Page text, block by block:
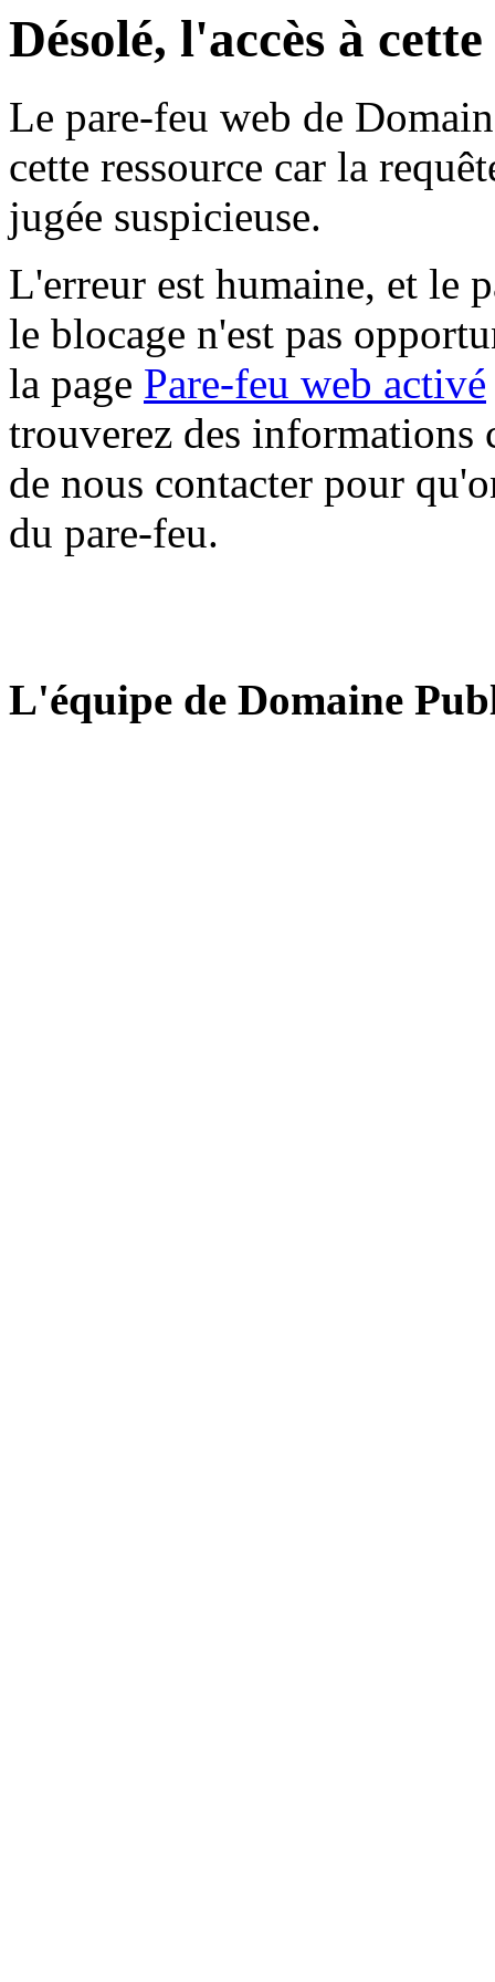
Désolé, l'accès à
Le pare-feu web de
cette ressource car la
jugée suspicieuse.
L'erreur est humaine, et le
le blocage n'est pas
la page Pare-feu web activé
trouverez des informations
de nous contacter pour
du pare-feu.
L'équipe de Domaine